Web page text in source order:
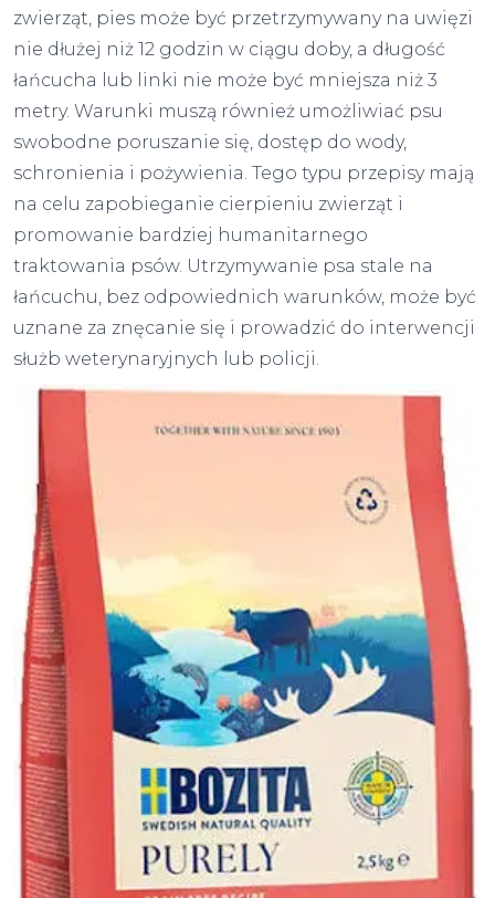
zwierząt, pies może być przetrzymywany na uwięzi
nie dłużej niż 12 godzin w ciągu doby, a długość
łańcucha lub linki nie może być mniejsza niż 3
metry. Warunki muszą również umożliwiać psu
swobodne poruszanie się, dostęp do wody,
schronienia i pożywienia. Tego typu przepisy mają
na celu zapobieganie cierpieniu zwierząt i
promowanie bardziej humanitarnego
traktowania psów. Utrzymywanie psa stale na
łańcuchu, bez odpowiednich warunków, może być
uznane za znęcanie się i prowadzić do interwencji
służb weterynaryjnych lub policji.